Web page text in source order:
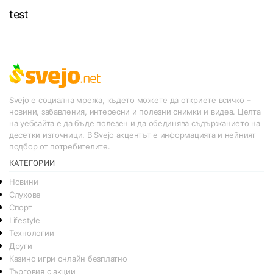
test
Svejo е социална мрежа, където можете да откриете всичко –
новини, забавления, интересни и полезни снимки и видеа. Целта
на уебсайта е да бъде полезен и да обединява съдържанието на
десетки източници. В Svejo акцентът е информацията и нейният
подбор от потребителите.
КАТЕГОРИИ
Новини
Слухове
Спорт
Lifestyle
Технологии
Други
Казино игри онлайн безплатно
Търговия с акции